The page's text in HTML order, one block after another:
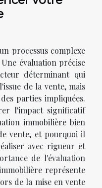
processus complexe
évaluation précise
déterminant qui
de la vente, mais
parties impliquées.
l'impact significatif
immobilière bien
vente, et pourquoi il
avec rigueur et
de l'évaluation
représente
de la mise en vente